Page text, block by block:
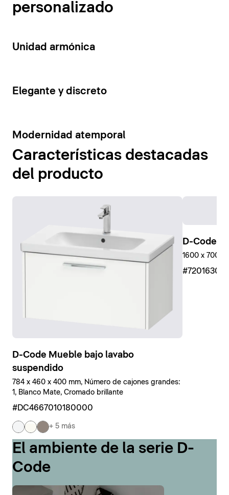
personalizado
14
Unidad armónica
15
Elegante y discreto
10
Modernidad atemporal
Características destacadas
del producto
D-Code Mueble bajo lavabo
suspendido
784 x 460 x 400 mm, Número de cajones grandes:
1, Blanco Mate, Cromado brillante
#DC4667010180000
+ 5 más
D-Code
1600 x 700
El ambiente de la serie D-
Code